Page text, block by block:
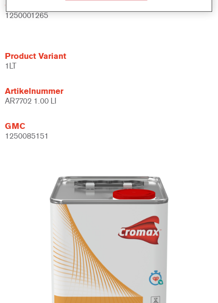
GMC
1250001265
Product Variant
1LT
Artikelnummer
AR7702 1.00 LI
GMC
1250085151